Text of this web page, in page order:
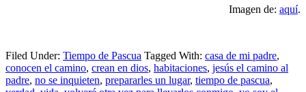
Imagen de: aquí.
Filed Under: Tiempo de Pascua Tagged With: casa de mi padre,
conocen el camino, crean en dios, habitaciones, jesús el camino al
padre, no se inquieten, prepararles un lugar, tiempo de pascua,